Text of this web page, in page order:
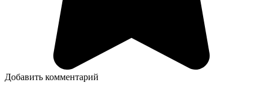
Добавить комментарий